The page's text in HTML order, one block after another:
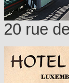
20 rue